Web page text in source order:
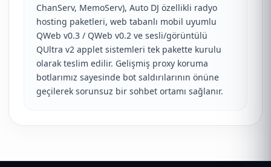
ChanServ, MemoServ), Auto DJ özellikli radyo
hosting paketleri, web tabanlı mobil uyumlu
QWeb v0.3 / QWeb v0.2 ve sesli/görüntülü
QUltra v2 applet sistemleri tek pakette kurulu
olarak teslim edilir. Gelişmiş proxy koruma
botlarımız sayesinde bot saldırılarının önüne
geçilerek sorunsuz bir sohbet ortamı sağlanır.